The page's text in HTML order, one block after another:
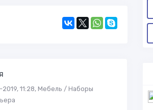
11:28, Мебель / Наборы